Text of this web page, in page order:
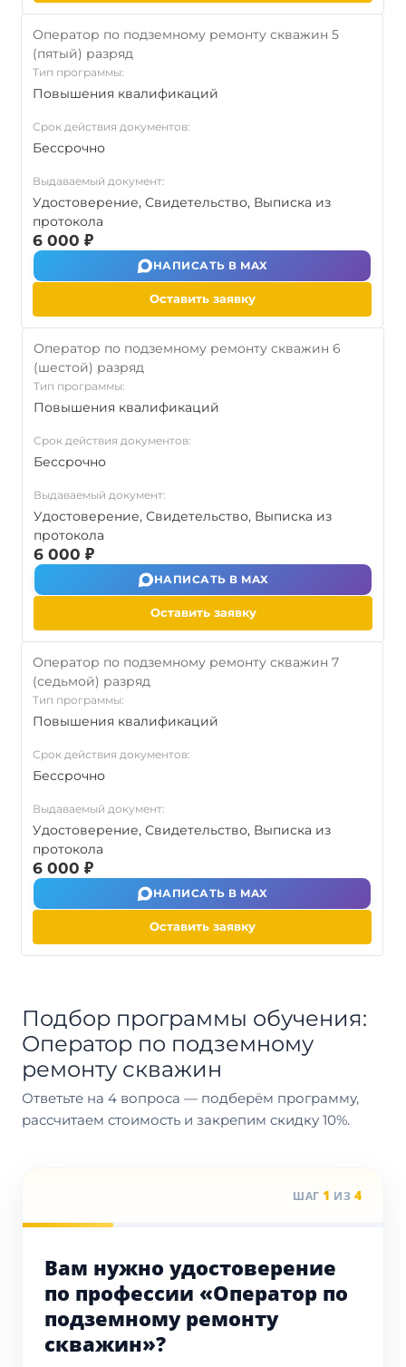
Оператор по подземному ремонту скважин 5
(пятый) разряд
Тип программы:
Повышения квалификаций
Срок действия документов:
Бессрочно
Выдаваемый документ:
Удостоверение, Свидетельство, Выписка из
протокола
6 000 ₽
НАПИСАТЬ В MAX
Оставить заявку
Оператор по подземному ремонту скважин 6
(шестой) разряд
Тип программы:
Повышения квалификаций
Срок действия документов:
Бессрочно
Выдаваемый документ:
Удостоверение, Свидетельство, Выписка из
протокола
6 000 ₽
НАПИСАТЬ В MAX
Оставить заявку
Оператор по подземному ремонту скважин 7
(седьмой) разряд
Тип программы:
Повышения квалификаций
Срок действия документов:
Бессрочно
Выдаваемый документ:
Удостоверение, Свидетельство, Выписка из
протокола
6 000 ₽
НАПИСАТЬ В MAX
Оставить заявку
Подбор программы обучения:
Оператор по подземному
ремонту скважин
Ответьте на 4 вопроса — подберём программу,
рассчитаем стоимость и закрепим скидку 10%.
ШАГ 1 ИЗ 4
Вам нужно удостоверение
по профессии «Оператор по
подземному ремонту
скважин»?